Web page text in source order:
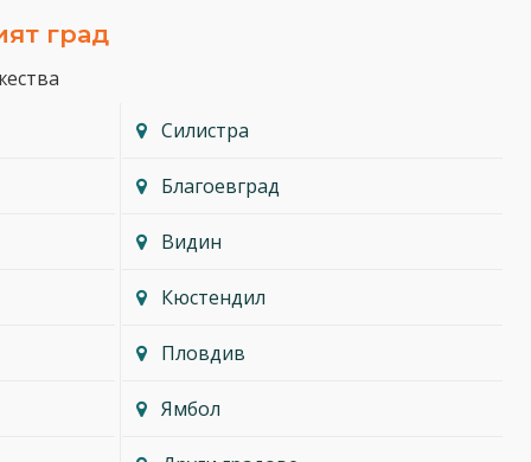
град
Силистра
Благоевград
Видин
Кюстендил
Пловдив
Ямбол